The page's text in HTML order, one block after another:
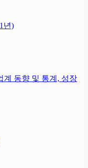
년)
계 동향 및 통계, 성장